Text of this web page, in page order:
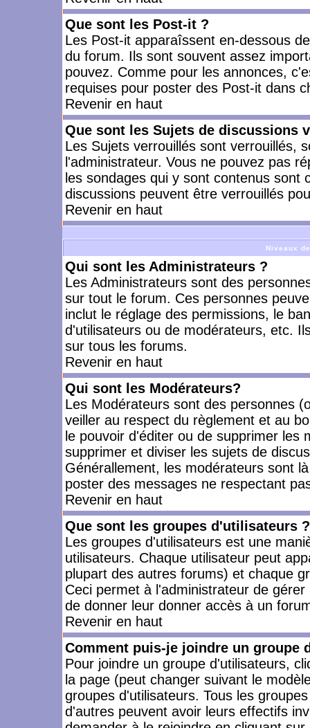
Que sont les Post-it ?
Les Post-it apparaîssent en-dessous
du forum. Ils sont souvent assez
pouvez. Comme pour les annonces,
requises pour poster des Post-it dans
Revenir en haut
Que sont les Sujets de discussions
Les Sujets verrouillés sont verrouillés,
l'administrateur. Vous ne pouvez pas
les sondages qui y sont contenus
discussions peuvent être verrouillés
Revenir en haut
Niveaux
Qui sont les Administrateurs ?
Les Administrateurs sont des
sur tout le forum. Ces personnes
inclut le réglage des permissions, le
d'utilisateurs ou de modérateurs, etc.
sur tous les forums.
Revenir en haut
Qui sont les Modérateurs?
Les Modérateurs sont des personnes
veiller au respect du règlement et au
le pouvoir d'éditer ou de supprimer les
supprimer et diviser les sujets de
Générallement, les modérateurs sont
poster des messages ne respectant
Revenir en haut
Que sont les groupes d'utilisateurs ?
Les groupes d'utilisateurs est une
utilisateurs. Chaque utilisateur peut
plupart des autres forums) et chaque
Ceci permet à l'administrateur de
de donner leur donner accès à un
Revenir en haut
Comment puis-je joindre un groupe
Pour joindre un groupe d'utilisateurs,
la page (peut changer suivant le
groupes d'utilisateurs. Tous les
d'autres peuvent avoir leurs effectifs